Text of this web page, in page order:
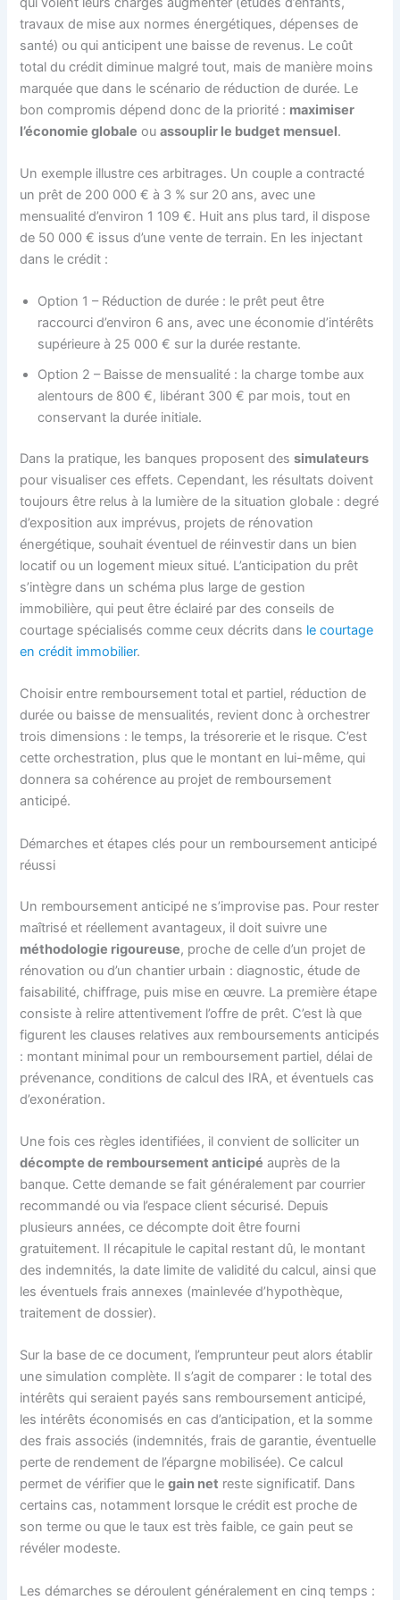
travaux de mise aux normes énergétiques, dépenses de
santé) ou qui anticipent une baisse de revenus. Le coût
total du crédit diminue malgré tout, mais de manière moins
marquée que dans le scénario de réduction de durée. Le
bon compromis dépend donc de la priorité : maximiser
l’économie globale ouassouplir le budget mensuel.
Un exemple illustre ces arbitrages. Un couple a contracté
un prêt de 200 000 € à 3 % sur 20 ans, avec une
mensualité d’environ 1 109 €. Huit ans plus tard, il dispose
de 50 000 € issus d’une vente de terrain. En les injectant
dans le crédit :
Option 1 – Réduction de durée : le prêt peut être
raccourci d’environ 6 ans, avec une économie d’intérêts
supérieure à 25 000 € sur la durée restante.
Option 2 – Baisse de mensualité : la charge tombe aux
alentours de 800 €, libérant 300 € par mois, tout en
conservant la durée initiale.
Dans la pratique, les banques proposent dessimulateurs
pour visualiser ces effets. Cependant, les résultats doivent
toujours être relus à la lumière de la situation globale : degré
d’exposition aux imprévus, projets de rénovation
énergétique, souhait éventuel de réinvestir dans un bien
locatif ou un logement mieux situé. L’anticipation du prêt
s’intègre dans un schéma plus large de gestion
immobilière, qui peut être éclairé par des conseils de
courtage spécialisés comme ceux décrits dans le courtage
en crédit immobilier.
Choisir entre remboursement total et partiel, réduction de
durée ou baisse de mensualités, revient donc à orchestrer
trois dimensions : le temps, la trésorerie et le risque. C’est
cette orchestration, plus que le montant en lui-même, qui
donnera sa cohérence au projet de remboursement
anticipé.
Démarches et étapes clés pour un remboursement anticipé
réussi
Un remboursement anticipé ne s’improvise pas. Pour rester
maîtrisé et réellement avantageux, il doit suivre une
méthodologie rigoureuse, proche de celle d’un projet de
rénovation ou d’un chantier urbain : diagnostic, étude de
faisabilité, chiffrage, puis mise en œuvre. La première étape
consiste à relire attentivement l’offre de prêt. C’est là que
figurent les clauses relatives aux remboursements anticipés
: montant minimal pour un remboursement partiel, délai de
prévenance, conditions de calcul des IRA, et éventuels cas
d’exonération.
Une fois ces règles identifiées, il convient de solliciter un
décompte de remboursement anticipé auprès de la
banque. Cette demande se fait généralement par courrier
recommandé ou via l’espace client sécurisé. Depuis
plusieurs années, ce décompte doit être fourni
gratuitement. Il récapitule le capital restant dû, le montant
des indemnités, la date limite de validité du calcul, ainsi que
les éventuels frais annexes (mainlevée d’hypothèque,
traitement de dossier).
Sur la base de ce document, l’emprunteur peut alors établir
une simulation complète. Il s’agit de comparer : le total des
intérêts qui seraient payés sans remboursement anticipé,
les intérêts économisés en cas d’anticipation, et la somme
des frais associés (indemnités, frais de garantie, éventuelle
perte de rendement de l’épargne mobilisée). Ce calcul
permet de vérifier que legain net reste significatif. Dans
certains cas, notamment lorsque le crédit est proche de
son terme ou que le taux est très faible, ce gain peut se
révéler modeste.
Les démarches se déroulent généralement en cinq temps :